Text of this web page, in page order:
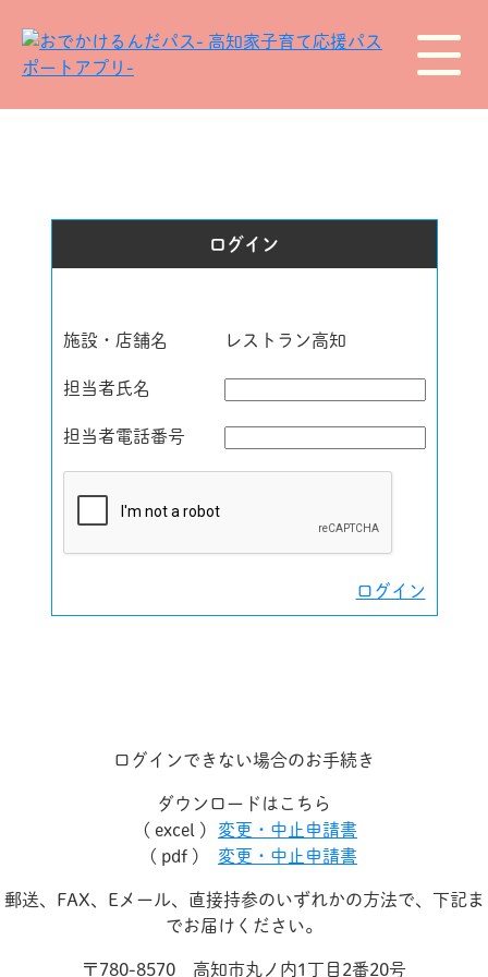
ログイン
施設・店舗名 レストラン高知
担当者氏名
担当者電話番号
ログイン
ログインできない場合のお手続き
ダウンロードはこちら
( excel )
変更・中止申請書
( pdf )
変更・中止申請書
郵送、FAX、Eメール、直接持参のいずれかの方法で、下記ま
でお届けください。
〒780-8570 高知市丸ノ内1丁目2番20号